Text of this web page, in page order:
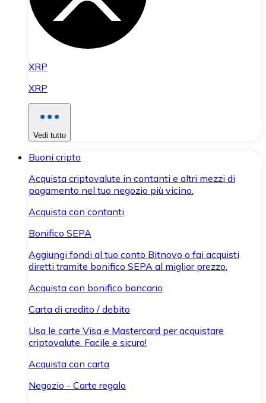
XRP
XRP
Vedi tutto
Buoni cripto
Acquista criptovalute in contanti e altri mezzi di
pagamento nel tuo negozio più vicino.
Acquista con contanti
Bonifico SEPA
Aggiungi fondi al tuo conto Bitnovo o fai acquisti
diretti tramite bonifico SEPA al miglior prezzo.
Acquista con bonifico bancario
Carta di credito / debito
Usa le carte Visa e Mastercard per acquistare
criptovalute. Facile e sicuro!
Acquista con carta
Negozio - Carte regalo